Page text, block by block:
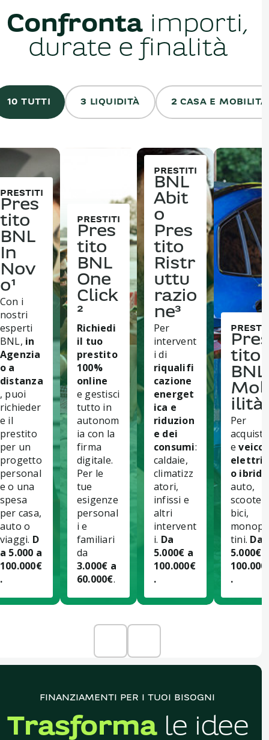
Confronta importi,
durate e finalità
10 TUTTI 3 LIQUIDITÀ 2 CASA E MOBILITÀ
PRESTITI
Pres
tito
BNL
In
Nov
o¹
Con i
nostri
esperti
BNL, in
Agenzia
o a
distanza
, puoi
richieder
e il
prestito
per un
progetto
personal
e o una
spesa
per casa,
auto o
viaggi. D
a 5.000 a
100.000€
.
PRESTITI
Pres
tito
BNL
One
Click
²
Richiedi
il tuo
prestito
100%
online
e gestisci
tutto in
autonom
ia con la
firma
digitale.
Per le
tue
esigenze
personal
i e
familiari
da
3.000€ a
60.000€.
PRESTITI
BNL
Abit
o
Pres
tito
Ristr
uttu
razio
ne³
Per
intervent
i di
riqualifi
cazione
energet
ica e
riduzion
e dei
consumi:
caldaie,
climatizz
atori,
infissi e
altri
intervent
i. Da
5.000€ a
100.000€
.
Pres
tito
BNL
ilità⁴
Per
e
o ibridi
auto,
scooter,
bici,
tini. Da
5.000€
.
FINANZIAMENTI PER I TUOI BISOGNI
Trasforma le idee